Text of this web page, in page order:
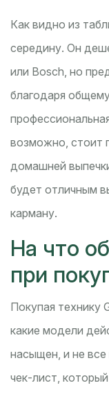
Как видно из
середину. Он
или Bosch, но
благодаря
возможно, стоит
домашней
будет отличным
карману.
На что
при
Покупая технику
какие модели
насыщен, и не
чек-лист,